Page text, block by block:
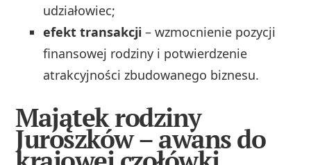
udziałowiec;
efekt transakcji – wzmocnienie pozycji
finansowej rodziny i potwierdzenie
atrakcyjności zbudowanego biznesu.
Majątek rodziny
Juroszków – awans do